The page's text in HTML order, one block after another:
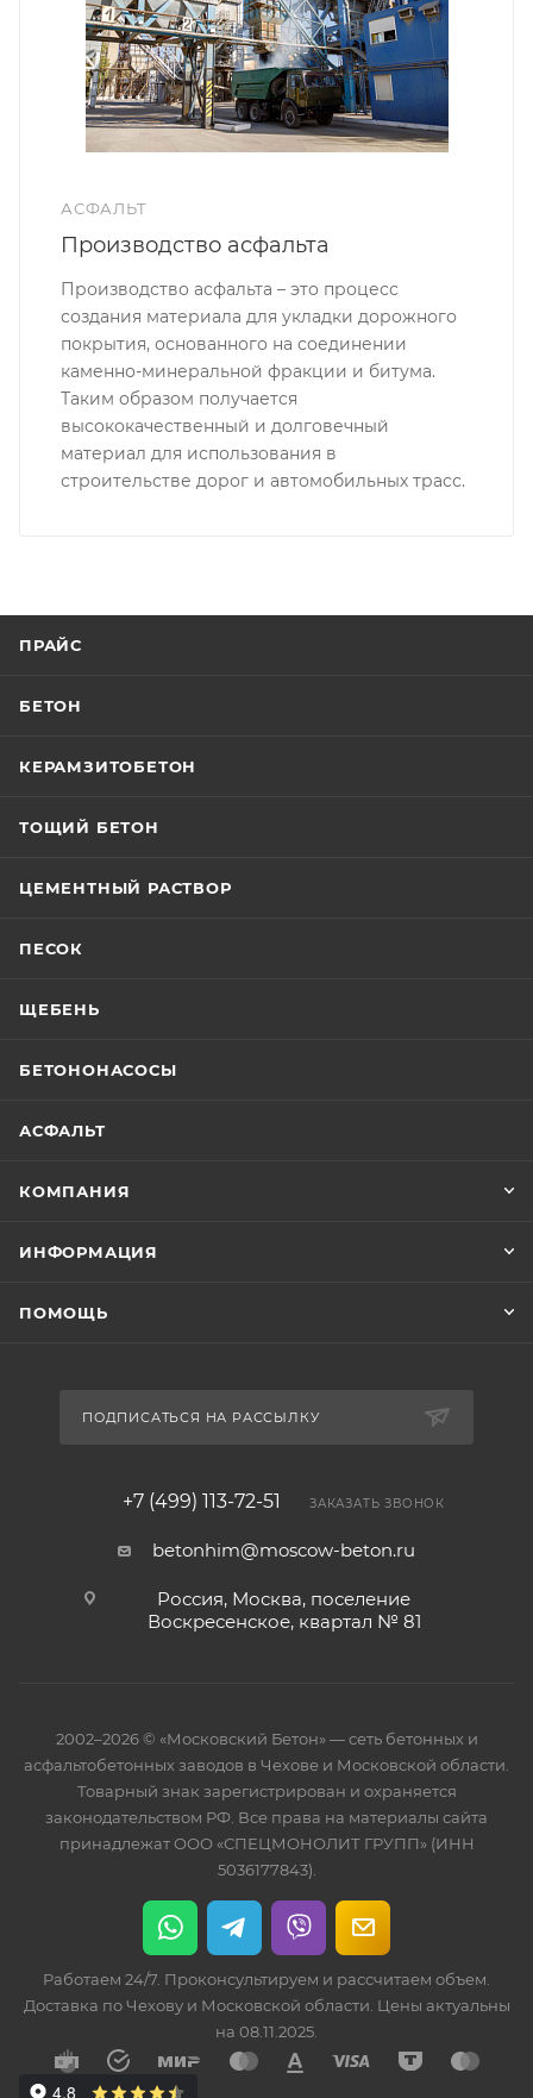
АСФАЛЬТ
Производство асфальта
Производство асфальта – это процесс
создания материала для укладки дорожного
покрытия, основанного на соединении
каменно-минеральной фракции и битума.
Таким образом получается
высококачественный и долговечный
материал для использования в
строительстве дорог и автомобильных трасс.
ПРАЙС
БЕТОН
КЕРАМЗИТОБЕТОН
ТОЩИЙ БЕТОН
ЦЕМЕНТНЫЙ РАСТВОР
ПЕСОК
ЩЕБЕНЬ
БЕТОНОНАСОСЫ
АСФАЛЬТ
КОМПАНИЯ
ИНФОРМАЦИЯ
ПОМОЩЬ
ПОДПИСАТЬСЯ НА РАССЫЛКУ
+7 (499) 113-72-51 ЗАКАЗАТЬ ЗВОНОК
betonhim@moscow-beton.ru
Россия, Москва, поселение
Воскресенское, квартал № 81
2002–2026 © «Московский Бетон» — сеть бетонных и
асфальтобетонных заводов в Чехове и Московской области.
Товарный знак зарегистрирован и охраняется
законодательством РФ. Все права на материалы сайта
принадлежат ООО «СПЕЦМОНОЛИТ ГРУПП» (ИНН
5036177843).
Работаем 24/7. Проконсультируем и рассчитаем объем.
Доставка по Чехову и Московской области. Цены актуальны
на 08.11.2025.